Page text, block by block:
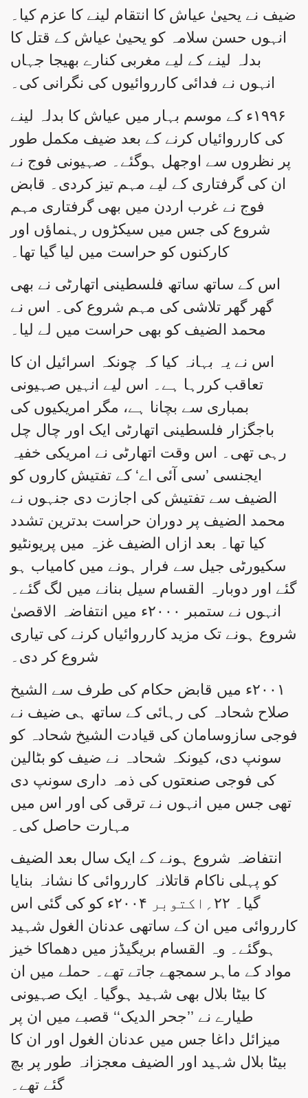
ضیف نے یحییٰ عیاش کا انتقام لینے کا عزم کیا۔
انہوں حسن سلامہ کو یحییٰ عیاش کے قتل کا
بدلہ لینے کے لیے مغربی کنارے بھیجا جہاں
انہوں نے فدائی کارروائیوں کی نگرانی کی۔
۱۹۹۶ء کے موسم بہار میں عیاش کا بدلہ لینے
کی کارروائیاں کرنے کے بعد ضیف مکمل طور
پر نظروں سے اوجھل ہوگئے۔ صہیونی فوج نے
ان کی گرفتاری کے لیے مہم تیز کردی۔ قابض
فوج نے غرب اردن میں بھی گرفتاری مہم
شروع کی جس میں سیکڑوں رہنماؤں اور
کارکنوں کو حراست میں لیا گیا تھا۔
اس کے ساتھ ساتھ فلسطینی اتھارٹی نے بھی
گھر گھر تلاشی کی مہم شروع کی۔ اس نے
محمد الضیف کو بھی حراست میں لے لیا۔
اس نے یہ بہانہ کیا کہ چونکہ اسرائیل ان کا
تعاقب کررہا ہے۔ اس لیے انہیں صہیونی
بمباری سے بچانا ہے، مگر امریکیوں کی
باجگزار فلسطینی اتھارٹی ایک اور چال چل
رہی تھی۔ اس وقت اتھارٹی نے امریکی خفیہ
ایجنسی ’سی آئی اے‘ کے تفتیش کاروں کو
الضیف سے تفتیش کی اجازت دی جنہوں نے
محمد الضیف پر دوران حراست بدترین تشدد
کیا تھا۔ بعد ازاں الضیف غزہ میں پریونٹیو
سکیورٹی جیل سے فرار ہونے میں کامیاب ہو
گئے اور دوبارہ القسام سیل بنانے میں لگ گئے۔
انہوں نے ستمبر ۲۰۰۰ء میں انتفاضہ الاقصیٰ
شروع ہونے تک مزید کارروائیاں کرنے کی تیاری
شروع کر دی۔
۲۰۰۱ء میں قابض حکام کی طرف سے الشیخ
صلاح شحادہ کی رہائی کے ساتھ ہی ضیف نے
فوجی سازوسامان کی قیادت الشیخ شحادہ کو
سونپ دی، کیونکہ شحادہ نے ضیف کو بٹالین
کی فوجی صنعتوں کی ذمہ داری سونپ دی
تھی جس میں انہوں نے ترقی کی اور اس میں
مہارت حاصل کی۔
انتفاضہ شروع ہونے کے ایک سال بعد الضیف
کو پہلی ناکام قاتلانہ کارروائی کا نشانہ بنایا
گیا۔ ۲۲؍اکتوبر ۲۰۰۴ء کو کی گئی اس
کارروائی میں ان کے ساتھی عدنان الغول شہید
ہوگئے۔ وہ القسام بریگیڈز میں دھماکا خیز
مواد کے ماہر سمجھے جاتے تھے۔ حملے میں ان
کا بیٹا بلال بھی شہید ہوگیا۔ ایک صہیونی
طیارے نے ’’جحر الدیک‘‘ قصبے میں ان پر
میزائل داغا جس میں عدنان الغول اور ان کا
بیٹا بلال شہید اور الضیف معجزانہ طور پر بچ
گئے تھے۔